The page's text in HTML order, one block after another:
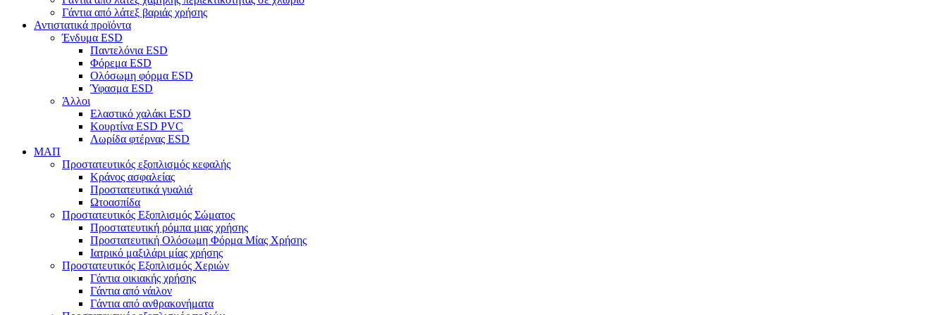
Γάντια από λάτεξ βαριάς χρήσης
Αντιστατικά προϊόντα
Ένδυμα ESD
Παντελόνια ESD
Φόρεμα ESD
Ολόσωμη φόρμα ESD
Ύφασμα ESD
Άλλοι
Ελαστικό χαλάκι ESD
Κουρτίνα ESD PVC
Λωρίδα φτέρνας ESD
ΜΑΠ
Προστατευτικός εξοπλισμός κεφαλής
Κράνος ασφαλείας
Προστατευτικά γυαλιά
Ωτοασπίδα
Προστατευτικός Εξοπλισμός Σώματος
Προστατευτική ρόμπα μιας χρήσης
Προστατευτική Ολόσωμη Φόρμα Μίας Χρήσης
Ιατρικό μαξιλάρι μίας χρήσης
Προστατευτικός Εξοπλισμός Χεριών
Γάντια οικιακής χρήσης
Γάντια από νάιλον
Γάντια από ανθρακονήματα